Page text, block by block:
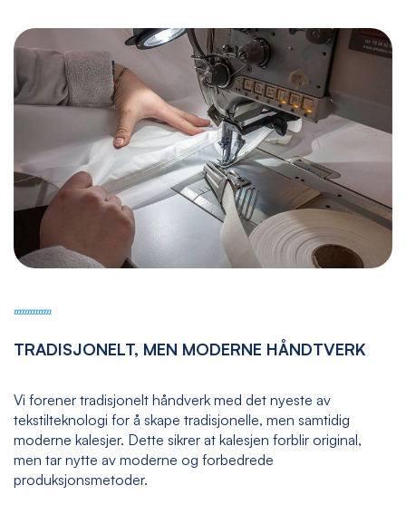
TRADISJONELT, MEN MODERNE HÅNDTVERK
Vi forener tradisjonelt håndverk med det nyeste av
tekstilteknologi for å skape tradisjonelle, men samtidig
moderne kalesjer. Dette sikrer at kalesjen forblir original,
men tar nytte av moderne og forbedrede
produksjonsmetoder.